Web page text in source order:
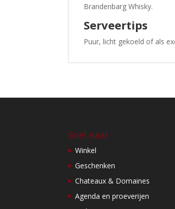
Brandenbarg Whisky.
Serveertips
Puur, licht gekoeld of als
Snel naar
Winkel
Geschenken
Chateaux & Domaines
Agenda en proeverijen